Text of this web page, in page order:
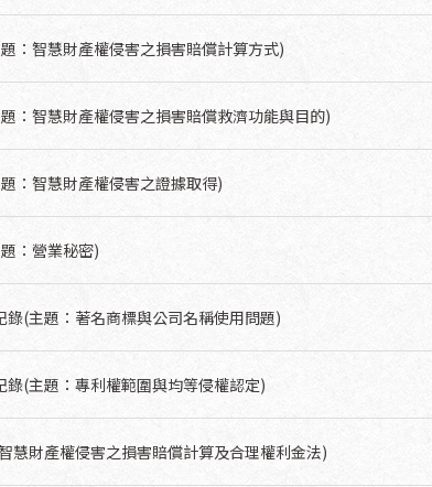
：智慧財產權侵害之損害賠償計算方式)
：智慧財產權侵害之損害賠償救濟功能與目的)
：智慧財產權侵害之證據取得)
：營業秘密)
(主題：著名商標與公司名稱使用問題)
(主題：專利權範圍與均等侵權認定)
慧財產權侵害之損害賠償計算及合理權利金法)